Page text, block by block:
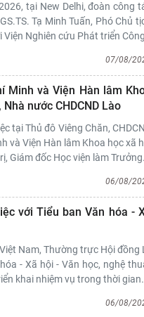
tại New Delhi, đoàn công
Tạ Minh Tuấn, Phó Chủ
Nghiên cứu Phát triển Công
07/08/
Minh và Viện Hàn lâm
nước CHDCND Lào
tại Thủ đô Viêng Chăn,
và Viện Hàn lâm Khoa học xã
Giám đốc Học viện làm Trưởng
06/08/
với Tiểu ban Văn hóa -
Nam, Thường trực Hội đồng
- Xã hội - Văn học, nghệ
khai nhiệm vụ trong thời gian
06/08/